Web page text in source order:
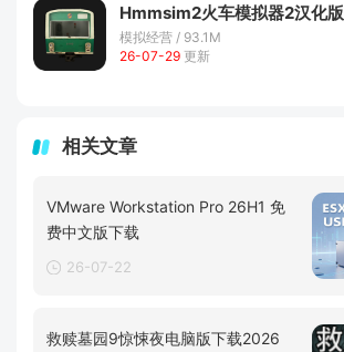
Hmmsim2火车模拟器2汉化版
模拟经营 / 93.1M
26-07-29 更新
相关文章
VMware Workstation Pro 26H1 免
费中文版下载
26-07-22
救赎墓园9惊悚夜电脑版下载2026